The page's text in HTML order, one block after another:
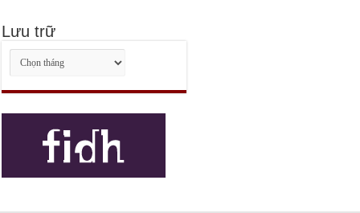
Lưu trữ
Lưu
trữ